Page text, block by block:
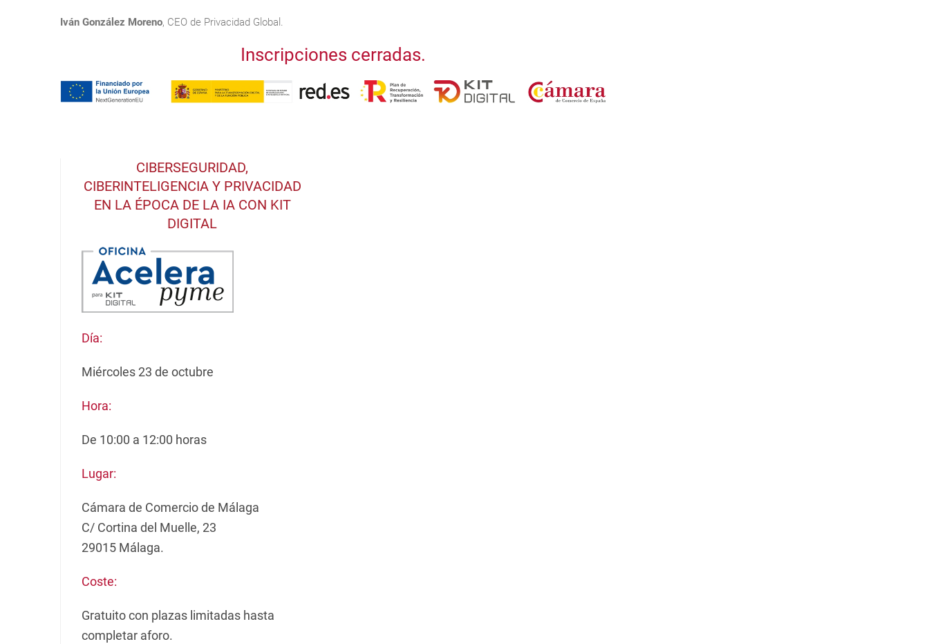
Iván González Moreno, CEO de Privacidad Global.
Inscripciones cerradas.
CIBERSEGURIDAD,
CIBERINTELIGENCIA Y PRIVACIDAD
EN LA ÉPOCA DE LA IA CON KIT
DIGITAL
Día:
Miércoles 23 de octubre
Hora:
De 10:00 a 12:00 horas
Lugar:
Cámara de Comercio de Málaga
C/ Cortina del Muelle, 23
29015 Málaga.
Coste:
Gratuito con plazas limitadas hasta
completar aforo.